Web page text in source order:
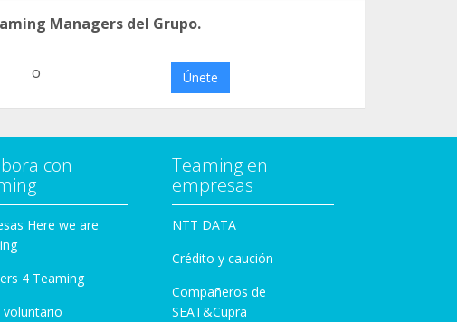
Managers del Grupo.
o Únete
con
Here we are
4 Teaming
voluntario
Teaming en
empresas
NTT DATA
Crédito y caución
Compañeros de
SEAT&Cupra